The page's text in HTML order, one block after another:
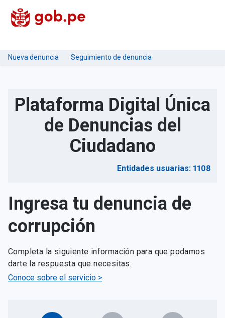
Nueva denuncia Seguimiento de denuncia
Plataforma Digital Única
de Denuncias del
Ciudadano
Entidades usuarias: 1108
Ingresa tu denuncia de
corrupción
Completa la siguiente información para que podamos
darte la respuesta que necesitas.
Conoce sobre el servicio >